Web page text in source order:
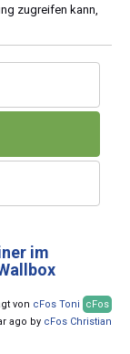
zugreifen kann,
im
von cFos Toni
cFos
ago by cFos Christian